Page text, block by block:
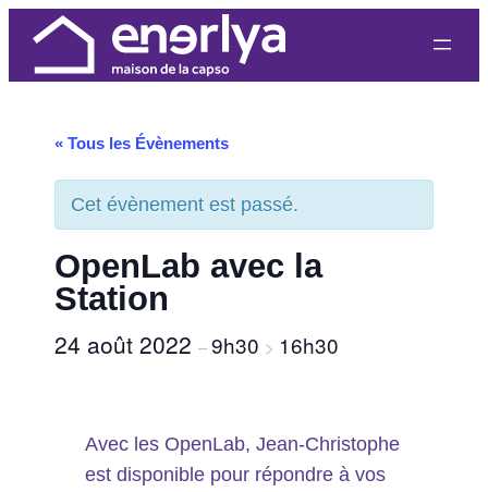
« Tous les Évènements
Cet évènement est passé.
OpenLab avec la
Station
24 août 2022–9h30 > 16h30
Avec les OpenLab, Jean-Christophe
est disponible pour répondre à vos